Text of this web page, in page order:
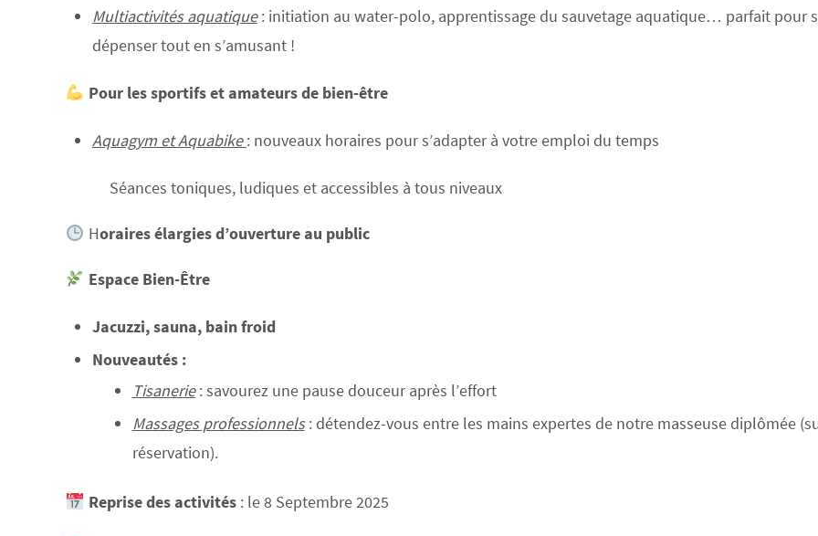
Multiactivités aquatique: initiation au water-polo, apprentissage du sauvetage aquatique… parfait pour
dépenser tout en s’amusant !
Pour les sportifs et amateurs de bien-être
Aquagym et Aquabike: nouveaux horaires pour s’adapter à votre emploi du temps
Séances toniques, ludiques et accessibles à tous niveaux
Horaires élargiesd’ouverture au public
Espace Bien-Être
Jacuzzi, sauna, bain froid
Nouveautés :
Tisanerie : savourez une pause douceur après l’effort
Massages professionnels: détendez-vous entre les mains expertes de notre masseuse diplômée
réservation).
Reprise des activités: le 8 Septembre 2025